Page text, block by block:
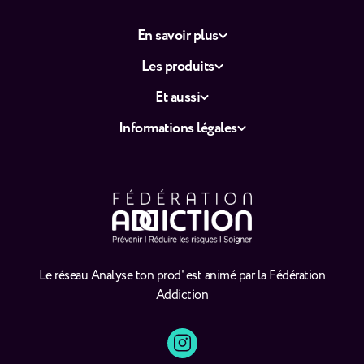
Le réseau Analyse ton prod' est animé par la Fédération
Addiction
En savoir plus
Les produits
Et aussi
Informations légales